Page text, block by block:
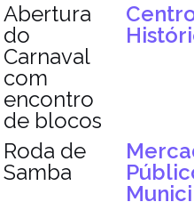
Abertura
do
Carnaval
com
encontro
de blocos
Roda de
Samba